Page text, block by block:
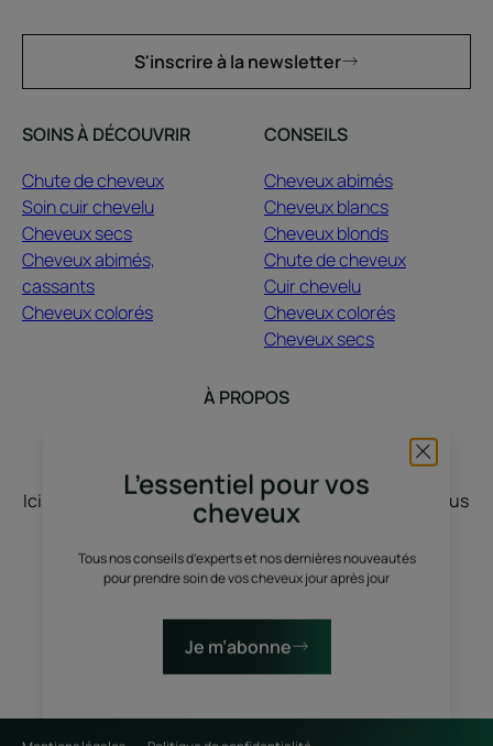
L’essentiel pour vos
cheveux
Tous nos conseils d’experts et nos dernières nouveautés
pour prendre soin de vos cheveux jour après jour
Je m’abonne
S'inscrire à la newsletter
SOINS À DÉCOUVRIR
Chute de cheveux
Soin cuir chevelu
Cheveux secs
Cheveux abimés,
cassants
Cheveux colorés
CONSEILS
Cheveux abimés
Cheveux blancs
Cheveux blonds
Chute de cheveux
Cuir chevelu
Cheveux colorés
Cheveux secs
À PROPOS
Ici, nous vous écoutons, vous nous racontez, nous vous
inspirons. Le cheveu pousse avec vos stories, vos
envies, vos humeurs, vos changements de vie. On
discute, on partage, on sublime, avec du vrai et du
nature.